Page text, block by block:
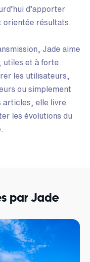
d’apporter
résultats.
Jade aime
utiles et à forte
les utilisateurs,
ou simplement
articles, elle livre
les évolutions du
par Jade